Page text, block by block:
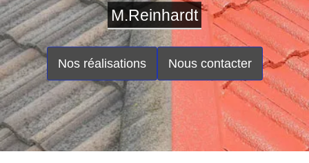
M.Reinhardt
Nos réalisations Nous contacter